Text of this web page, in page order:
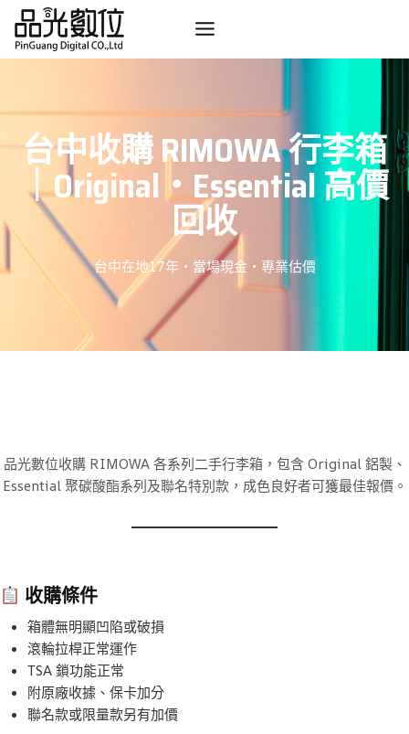
Skip
content
台中收購 RIMOWA 行李箱
｜Original・Essential 高價
回收
台中在地17年・當場現金・專業估價
品光數位收購 RIMOWA 各系列二手行李箱，包含 Original 鋁製、
Essential 聚碳酸酯系列及聯名特別款，成色良好者可獲最佳報價。
收購條件
箱體無明顯凹陷或破損
滾輪拉桿正常運作
TSA 鎖功能正常
附原廠收據、保卡加分
聯名款或限量款另有加價